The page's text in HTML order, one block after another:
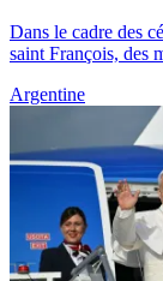
Dans le cadre des
saint François, des
Argentine